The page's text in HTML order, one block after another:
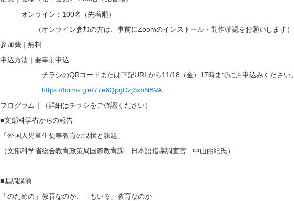
オンライン：100名（先着順）
（オンライン参加の方は、事前にZoomのインストール・動作確認をお願いします）
参加費｜無料
申込方法｜要事前申込
チラシのQRコードまたは下記URLから11/18（金）17時までにお申込みください。
https://forms.gle/77e8QpgDzjSxbNBVA
プログラム｜（詳細はチラシをご確認ください）
■文部科学省からの報告
「外国人児童生徒等教育の現状と課題」
（文部科学省総合教育政策局国際教育課 日本語指導調査官 中山由紀氏）
■基調講演
「のための」教育なのか、「もいる」教育なのか